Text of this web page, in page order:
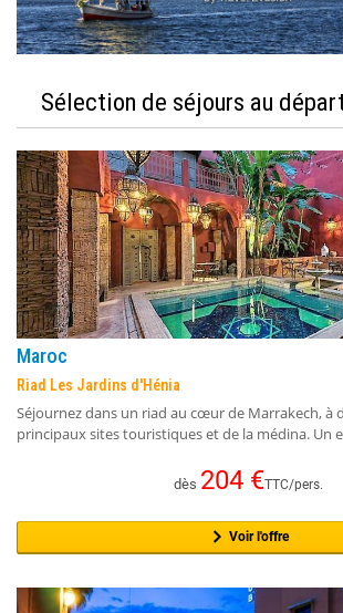
Sélection de séjours au
Maroc
Riad Les Jardins d'Hénia
Séjournez dans un riad au cœur de Marrakech, à
principaux sites touristiques et de la médina. Un
dès 204€TTC/pers.
Voir l'offre